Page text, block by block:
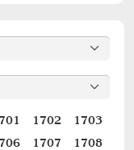
1702
1703
1707
1708